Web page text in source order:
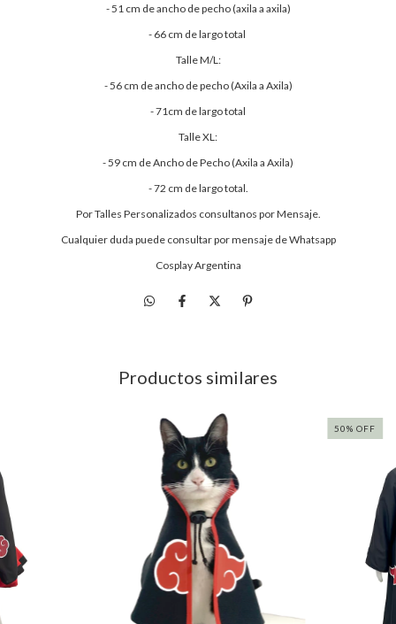
- 51 cm de ancho de pecho (axila a axila)
- 66 cm de largo total
Talle M/L:
- 56 cm de ancho de pecho (Axila a Axila)
- 71cm de largo total
Talle XL:
- 59 cm de Ancho de Pecho (Axila a Axila)
- 72 cm de largo total.
Por Talles Personalizados consultanos por Mensaje.
Cualquier duda puede consultar por mensaje de Whatsapp
Cosplay Argentina
Productos similares
50%OFF